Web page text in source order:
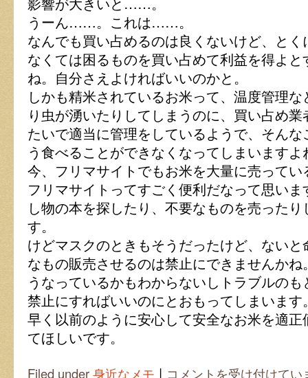
うーん……。これは……。
なんでも買い占めるのは良くないけど、と
なくては困るものを買い占めて利益を得よ
ね。自分さえよければいいのかと。
しかも精米されているお米って、温度管理
り虫が湧いたりしてしまうのに、買い占め
たいで適当に管理をしているようで、そん
う食べることができなくなってしまいます
今、フリマサイトでもお米を大量に売って
フリマサイトってすごく便利だなって思い
し物の本を探したり、不要なものを売った
す。
けどマスクのときもそうだったけど、ない
なもの販売させるのは禁止にできませんか
うなっているかもわからないしトラブルの
禁止にすればいいのにとおもってしまいます
早く以前のように安心して安全なお米を適
てほしいです。
Filed under身近なメモ |
お
コメントを受け付けてい